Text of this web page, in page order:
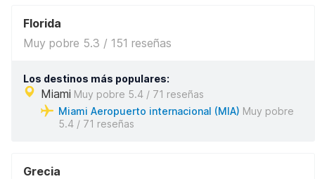
Florida
Muy pobre 5.3 / 151 reseñas
Los destinos más populares:
Miami Muy pobre 5.4 / 71 reseñas
Miami Aeropuerto internacional (MIA) Muy pobre
5.4 / 71 reseñas
Grecia